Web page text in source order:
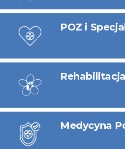
POZ i
Medycyna